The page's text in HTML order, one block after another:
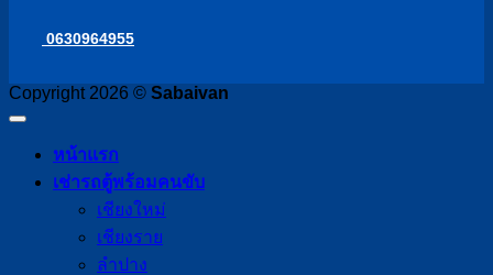
0630964955
Copyright 2026 © Sabaivan
หน้าแรก
เช่ารถตู้พร้อมคนขับ
เชียงใหม่
เชียงราย
ลำปาง